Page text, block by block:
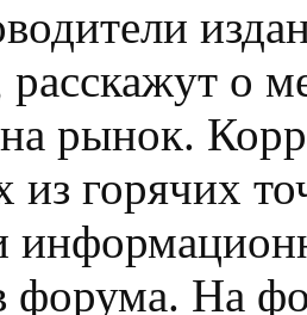
расскажут о
рынок.
из горячих
форума. На